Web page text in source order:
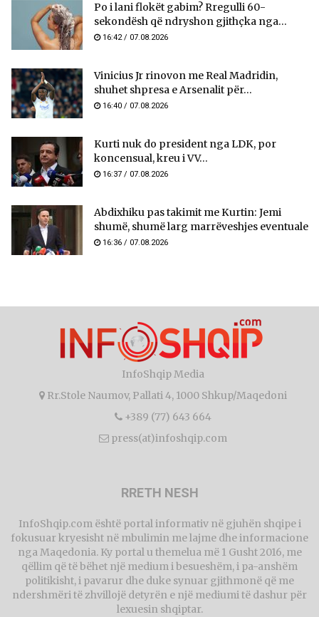
Po i lani flokët gabim? Rregulli 60-
sekondësh që ndryshon gjithçka nga...
16:42 / 07.08.2026
Vinicius Jr rinovon me Real Madridin,
shuhet shpresa e Arsenalit për...
16:40 / 07.08.2026
Kurti nuk do president nga LDK, por
koncensual, kreu i VV...
16:37 / 07.08.2026
Abdixhiku pas takimit me Kurtin: Jemi
shumë, shumë larg marrëveshjes eventuale
16:36 / 07.08.2026
InfoShqip Media
Rr.Stole Naumov, Pallati 4, 1000 Shkup/Maqedoni
+389 (77) 643 664
press(at)infoshqip.com
RRETH NESH
InfoShqip.com është portal informativ në gjuhën shqipe i
fokusuar kryesisht në mbulimin me lajme dhe informacione
nga Maqedonia. Ky portal u themelua më 1 Gusht 2016, me
qëllim që të bëhet një medium i besueshëm, i pa-anshëm
politikisht, i pavarur dhe duke synuar gjithmonë që me
ndershmëri të zhvillojë detyrën e një mediumi të dashur për
lexuesin shqiptar.